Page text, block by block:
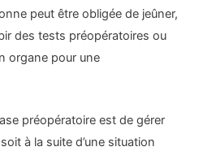
peut être obligée de jeûner,
des tests préopératoires ou
organe pour une
préopératoire est de gérer
à la suite d’une situation